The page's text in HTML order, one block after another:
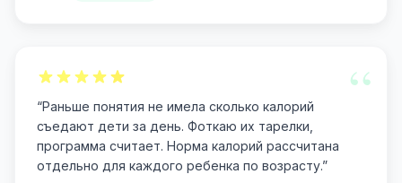
“
“Раньше понятия не имела сколько калорий
съедают дети за день. Фоткаю их тарелки,
программа считает. Норма калорий рассчитана
отдельно для каждого ребенка по возрасту.”